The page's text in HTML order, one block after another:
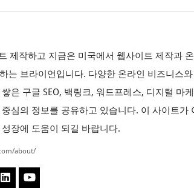
제작하고 지금은 미국에서 웹사이트 제작과
는 브라이언입니다. 다양한 온라인 비즈니스
은 구글 SEO, 백링크, 워드프레스, 디지털 마
심의 정보를 공유하고 있습니다. 이 사이트가
장에 도움이 되길 바랍니다.
about/